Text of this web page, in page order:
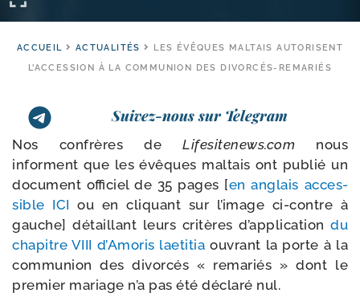
ACCUEIL ACTUALITÉS
LES ÉVÊQUES MALTAIS AUTORISENT
L’ACCESSION À LA COMMUNION DES DIVORCÉS-REMARIÉS
Suivez-nous sur Telegram
Nos confrères de Lifesitenews​.com nous
informent que les évêques mal­tais ont publié un
docu­ment offi­ciel de 35 pages [en anglais acces­
sible ICI ou en cli­quant sur l’i­mage ci-​contre à
gauche] détaillant leurs cri­tères d’ap­pli­ca­tion du
cha­pitre VIII d’Amoris lae­ti­tia ouvrant la porte à la
com­mu­nion des divor­cés « rema­riés » dont le
pre­mier mariage n’a pas été décla­ré nul.